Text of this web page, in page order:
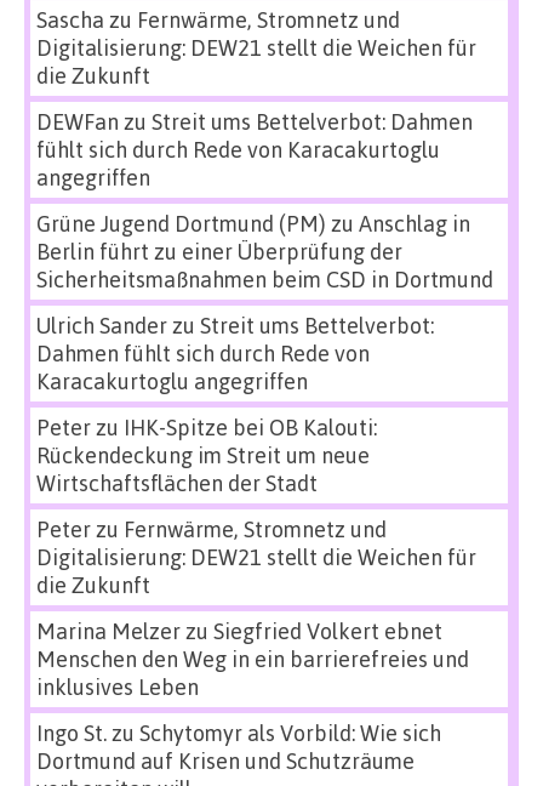
Sascha zu Fernwärme, Stromnetz und
Digitalisierung: DEW21 stellt die Weichen für
die Zukunft
DEWFan zu Streit ums Bettelverbot: Dahmen
fühlt sich durch Rede von Karacakurtoglu
angegriffen
Grüne Jugend Dortmund (PM) zu Anschlag in
Berlin führt zu einer Überprüfung der
Sicherheitsmaßnahmen beim CSD in Dortmund
Ulrich Sanderzu Streit ums Bettelverbot:
Dahmen fühlt sich durch Rede von
Karacakurtoglu angegriffen
Peterzu IHK-Spitze bei OB Kalouti:
Rückendeckung im Streit um neue
Wirtschaftsflächen der Stadt
Peterzu Fernwärme, Stromnetz und
Digitalisierung: DEW21 stellt die Weichen für
die Zukunft
Marina Melzerzu Siegfried Volkert ebnet
Menschen den Weg in ein barrierefreies und
inklusives Leben
Ingo St.zu Schytomyr als Vorbild: Wie sich
Dortmund auf Krisen und Schutzräume